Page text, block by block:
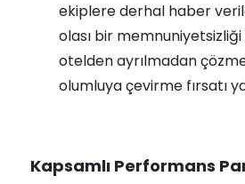
ekiplere derhal haber
olası bir
otelden ayrılmadan
olumluya çevirme fırsatı
Kapsamlı Performans